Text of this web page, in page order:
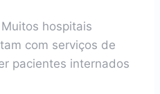
Muitos hospitais
com serviços de
pacientes internados